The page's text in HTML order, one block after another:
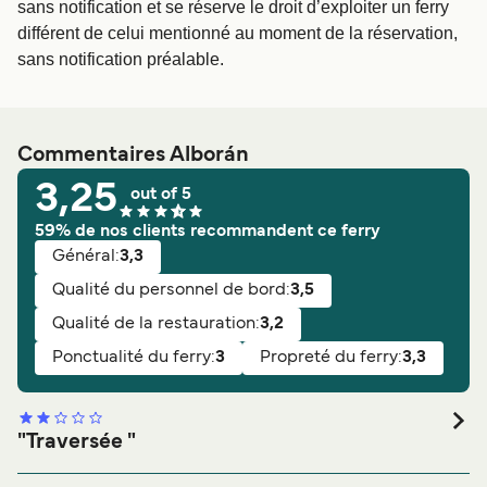
sans notification et se réserve le droit d’exploiter un ferry
différent de celui mentionné au moment de la réservation,
sans notification préalable.
Commentaires Alborán
3,25 out of 5
59% de nos clients recommandent ce ferry
Général:3,3
Qualité du personnel de bord:3,5
Qualité de la restauration:3,2
Ponctualité du ferry:3 Propreté du ferry:3,3
"Traversée "